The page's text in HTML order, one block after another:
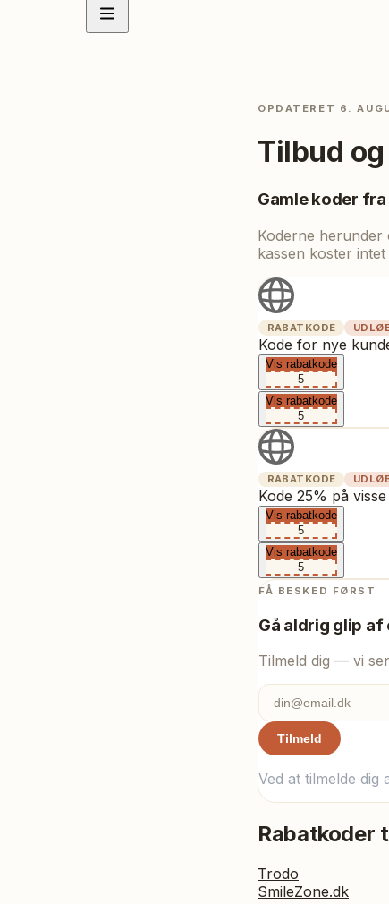
OPDATERET 6.
Tilbud
Gamle koder fra
Koderne herunder
kassen koster
RABATKODE
Kode for nye
Vis rabatkode
5
Vis rabatkode
5
RABATKODE
Kode 25% på
Vis rabatkode
5
Vis rabatkode
5
FÅ BESKED FØRST
Gå aldrig glip
Tilmeld dig — vi
Tilmeld
Ved at tilmelde dig
Rabatkoder
Trodo
SmileZone.dk